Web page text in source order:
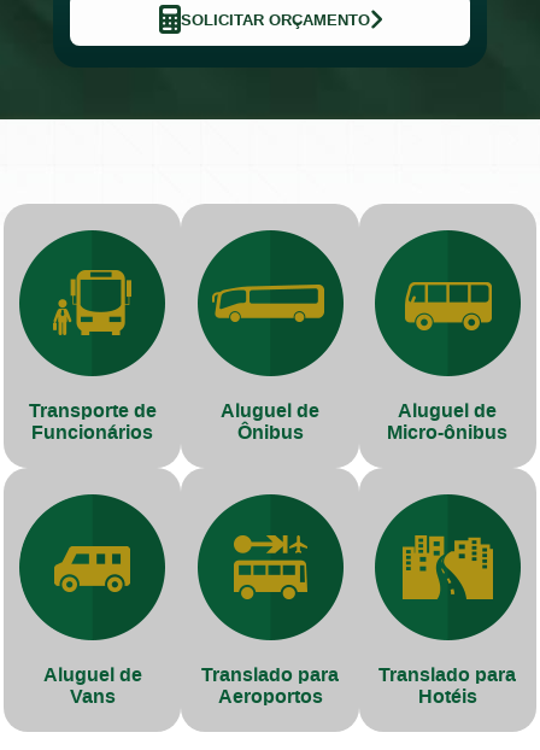
SOLICITAR ORÇAMENTO
Transporte de
Funcionários
Aluguel de
Ônibus
Aluguel de
Micro-ônibus
Aluguel de
Vans
Translado para
Aeroportos
Translado para
Hotéis